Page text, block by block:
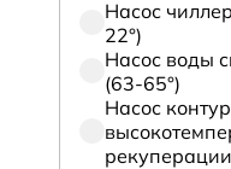
Насос
22°)
Насос воды
(63-65°)
Насос